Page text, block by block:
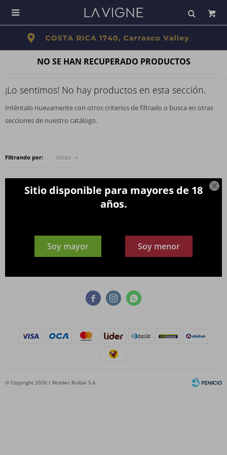

Sitio disponible para mayores de 18
años.
Soy mayor Soy menor

NO SE HAN RECUPERADO PRODUCTOS
¡Lo sentimos! No hay productos en esta sección.
Inténtalo nuevamente con otros criterios de filtrado o busca en otras
secciones de nuestro catálogo.
Filtrando por: Vinos
  
¡Suscribite y recibí todas nuestras novedades!
SUSCRIBIRME
© Copyright 2026 / Moldes Ruibal S.A.